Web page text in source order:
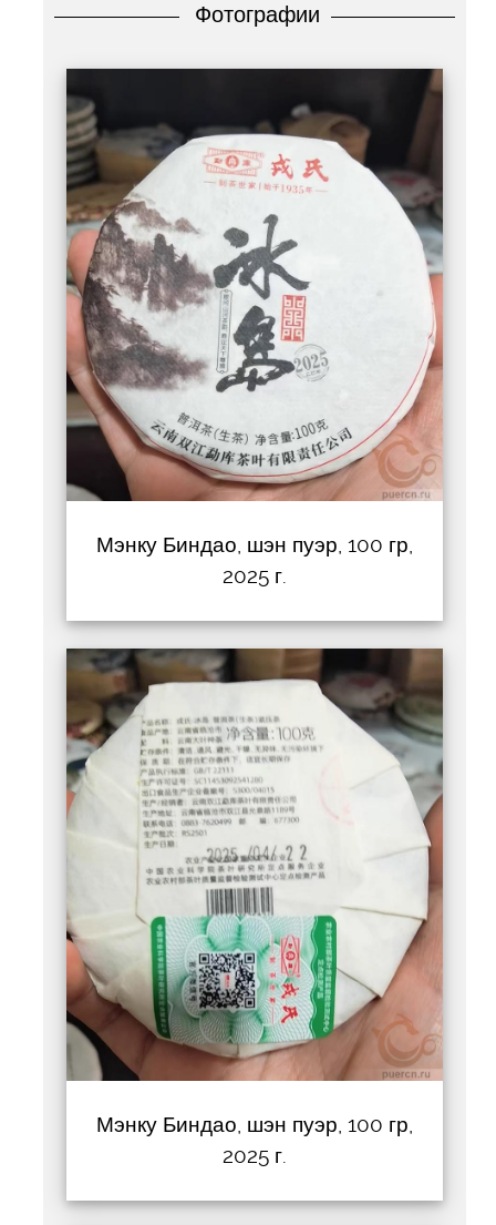
Фотографии
Мэнку Биндао, шэн пуэр, 100 гр,
2025 г.
Мэнку Биндао, шэн пуэр, 100 гр,
2025 г.